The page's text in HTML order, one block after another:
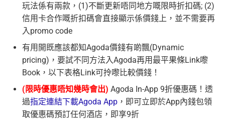
玩法係有兩款，(1)不斷更新唔同地方嘅限時折扣碼; (2)
信用卡合作嘅折扣碼會直接顯示係價錢上，並不需要再
入promo code
有用開既應該都知Agoda價錢有啲飄(Dynamic
pricing)，要試不同方法入Agoda再用最平果條Link嚟
Book，以下表格Link可拎嚟比較價錢！
(限時優惠唔知幾時會出) Agoda In-App 9折優惠碼！透
過指定連結下載Agoda App ，即可立即於App內錢包領
取優惠碼預訂任何酒店，即享9折